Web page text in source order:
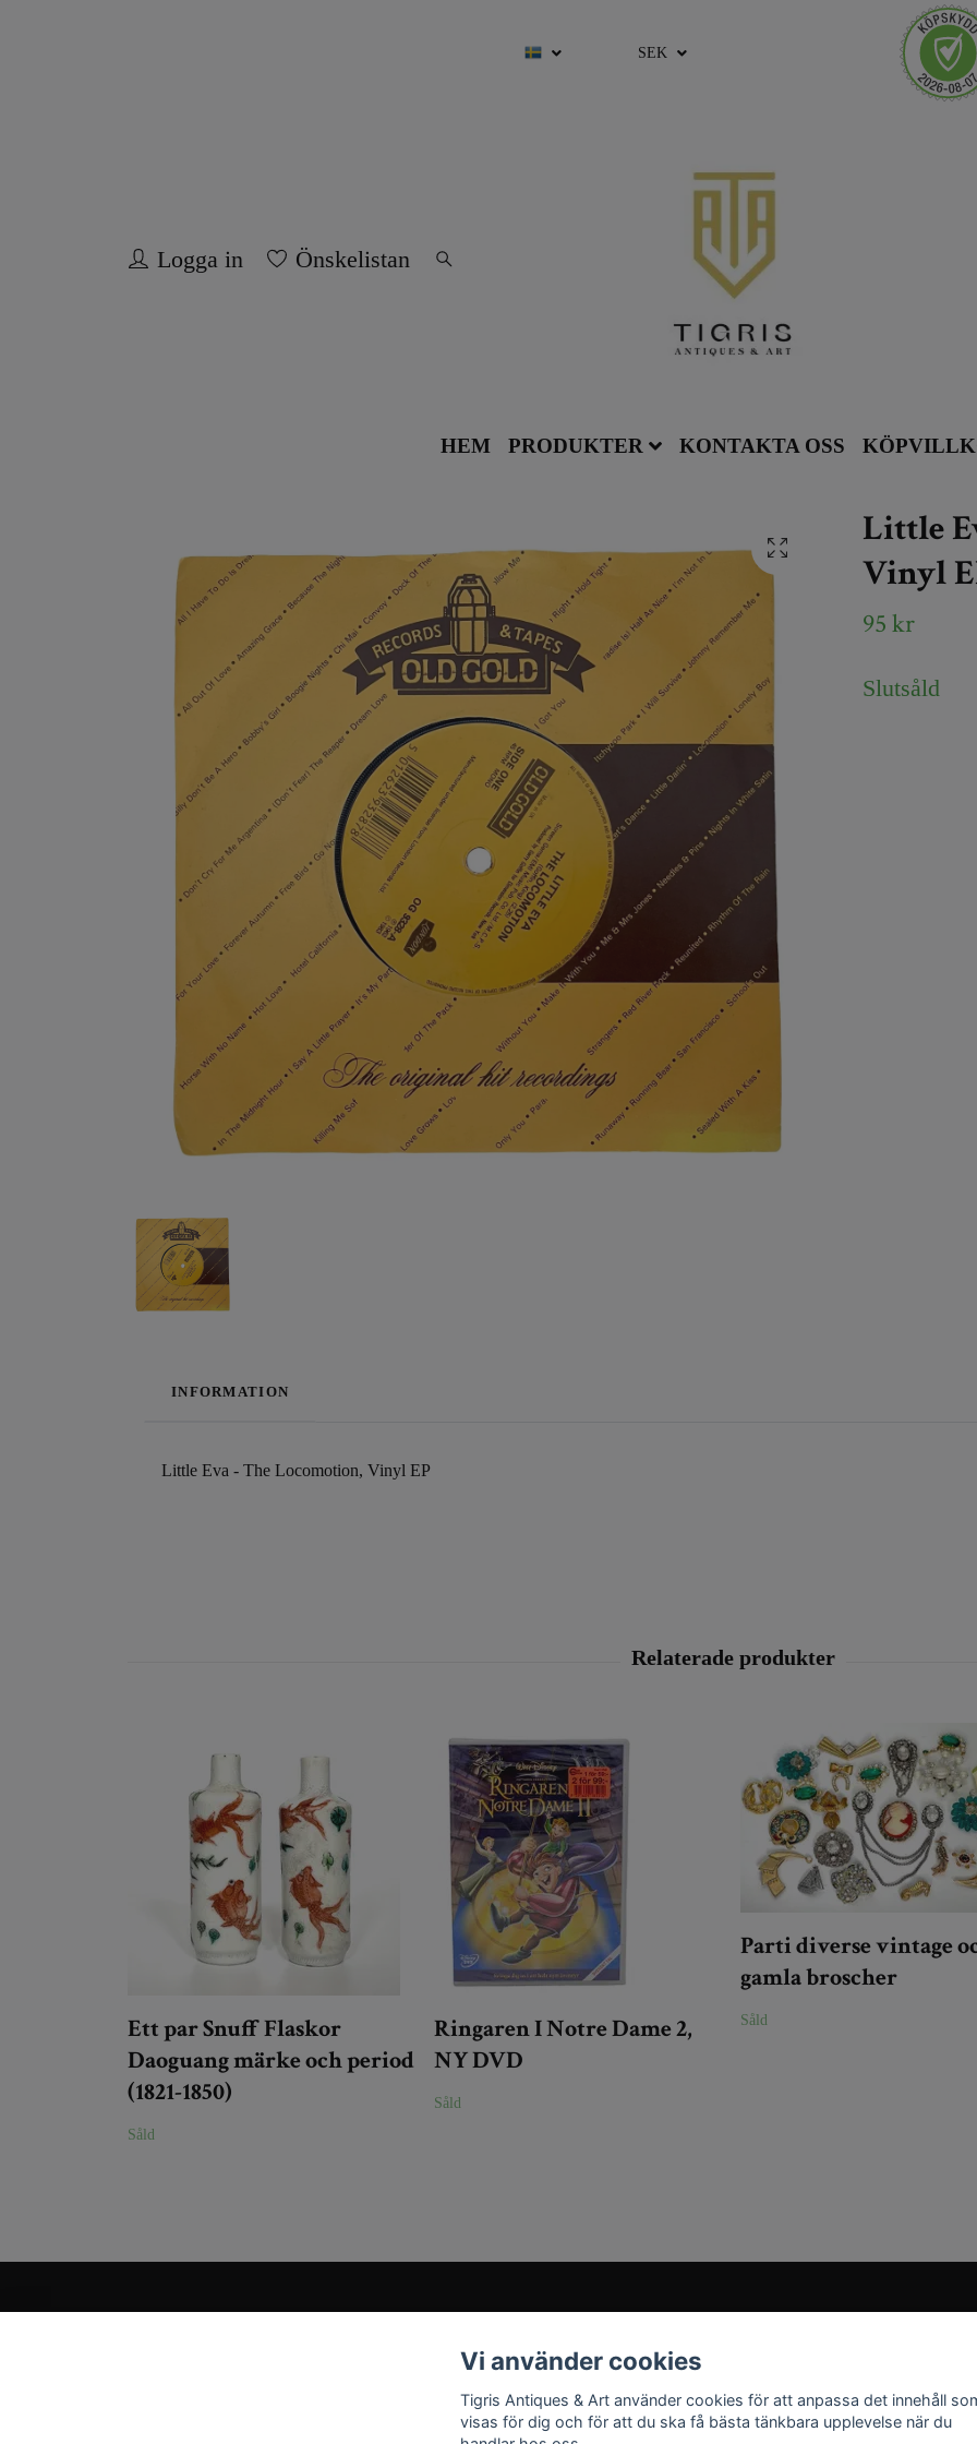
SEK
Logga in Önskelistan
HEM PRODUKTER KONTAKTA OSS
Little
Vinyl
95 kr
Slutsåld
INFORMATION
Little Eva - The Locomotion, Vinyl EP
Ett par Snuff Flaskor
Daoguang märke och period
(1821-1850)
Såld
Ringaren I Notre Dame 2,
NY DVD
Såld
Parti diverse vintage
gamla broscher
Såld
Info@tigrisantiques.com
YouTube
Vi använder cookies
Tigris Antiques & Art använder cookies för att anpassa det innehåll
visas för dig och för att du ska få bästa tänkbara upplevelse när du